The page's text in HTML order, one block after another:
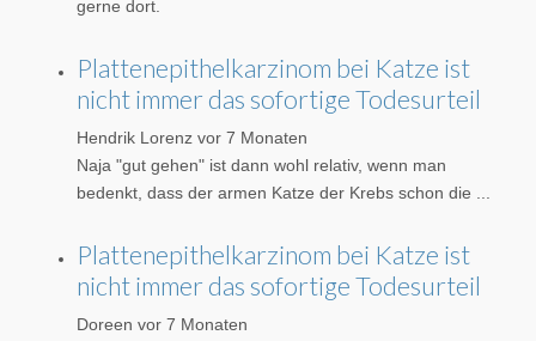
gerne dort.
Plattenepithelkarzinom bei Katze ist
nicht immer das sofortige Todesurteil
Hendrik Lorenz vor 7 Monaten
Naja "gut gehen" ist dann wohl relativ, wenn man
bedenkt, dass der armen Katze der Krebs schon die ...
Plattenepithelkarzinom bei Katze ist
nicht immer das sofortige Todesurteil
Doreen vor 7 Monaten